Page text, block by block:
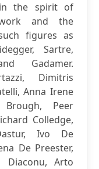
in the spirit of
work and the
figures as
Sartre,
Gadamer.
Dimitris
Anna Irene
Peer
Colledge,
Ivo De
De Preester,
Diaconu, Arto